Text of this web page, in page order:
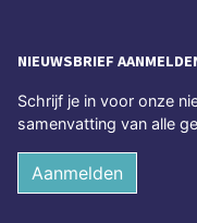
NIEUWSBRIEF
Schrijf je in voor onze
samenvatting van alle
Aanmelden